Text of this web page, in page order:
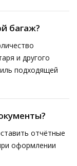
багаж?
и другого
подходящей
отчётные
оформлении